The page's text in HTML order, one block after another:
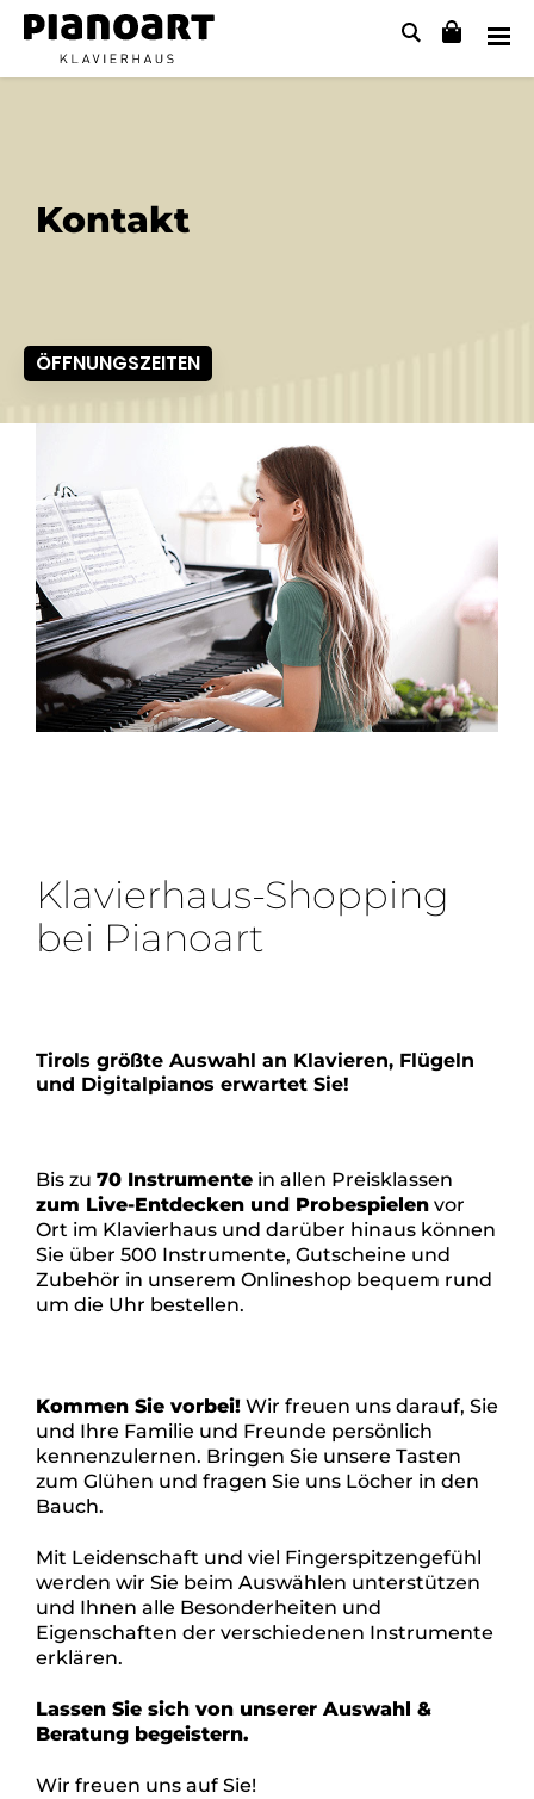
Kontakt
ÖFFNUNGSZEITEN
Klavierhaus-Shopping
bei Pianoart
Tirols größte Auswahl an Klavieren, Flügeln
und Digitalpianos erwartet Sie!
Bis zu 70 Instrumente in allen Preisklassen
zum Live-Entdecken und Probespielen vor
Ort im Klavierhaus und darüber hinaus können
Sie über 500 Instrumente, Gutscheine und
Zubehör in unserem Onlineshop bequem rund
um die Uhr bestellen.
Kommen Sie vorbei! Wir freuen uns darauf, Sie
und Ihre Familie und Freunde persönlich
kennenzulernen. Bringen Sie unsere Tasten
zum Glühen und fragen Sie uns Löcher in den
Bauch.
Mit Leidenschaft und viel Fingerspitzengefühl
werden wir Sie beim Auswählen unterstützen
und Ihnen alle Besonderheiten und
Eigenschaften der verschiedenen Instrumente
erklären.
Lassen Sie sich von unserer Auswahl &
Beratung begeistern.
Wir freuen uns auf Sie!